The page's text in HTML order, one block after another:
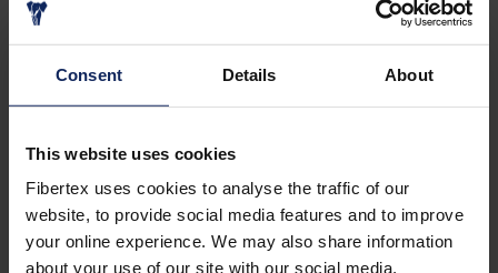
Consent Details About
This website uses cookies
Fibertex uses cookies to analyse the traffic of our
website, to provide social media features and to improve
your online experience. We may also share information
about your use of our site with our social media,
PRACHOVNÁ FILTRACE